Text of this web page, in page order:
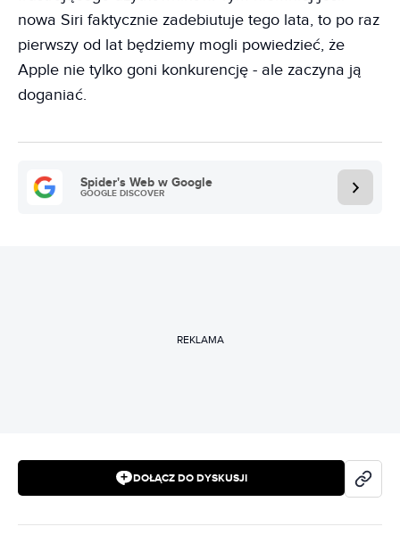
nowa Siri faktycznie zadebiutuje tego lata, to po raz
pierwszy od lat będziemy mogli powiedzieć, że
Apple nie tylko goni konkurencję - ale zaczyna ją
doganiać.
Spider's Web w Google
GOOGLE DISCOVER
REKLAMA
DOŁĄCZ DO DYSKUSJI